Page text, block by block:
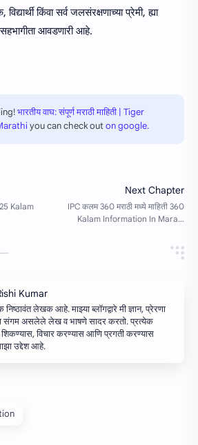
किंवा सर्व जलसंरक्षणाच्या प्रेमी, ह्या
सहभागीता आवडणारी आहे.
भारतीय वाघ: संपूर्ण मराठी माहिती | Tiger
you can check outon google.
निष्ठावंत लेखक आहे. माझ्या ब्लॉगद्वारे मी ज्ञान, प्रेरणा
संगम असलेले लेख व भाषणे सादर करतो. प्रत्येक
शिकण्यास, विचार करण्यास आणि प्रगती करण्यास
उद्देश आहे.